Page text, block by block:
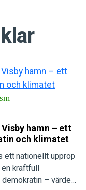
hamn – ett
och klimatet
ett nationellt upprop
kraftfull
– värden